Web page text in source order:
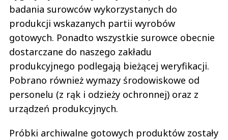
badania surowców wykorzystanych do
produkcji wskazanych partii wyrobów
gotowych. Ponadto wszystkie surowce obecnie
dostarczane do naszego zakładu
produkcyjnego podlegają bieżącej weryfikacji.
Pobrano również wymazy środowiskowe od
personelu (z rąk i odzieży ochronnej) oraz z
urządzeń produkcyjnych.
Próbki archiwalne gotowych produktów zostały